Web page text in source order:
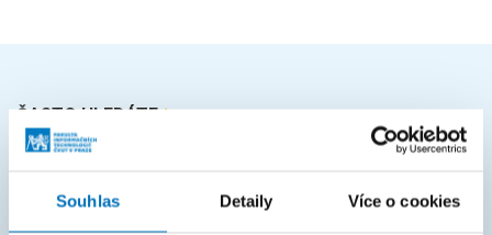
Souhlas Detaily Více o cookies
ČASTO HLEDÁTE
Studijní oddělení